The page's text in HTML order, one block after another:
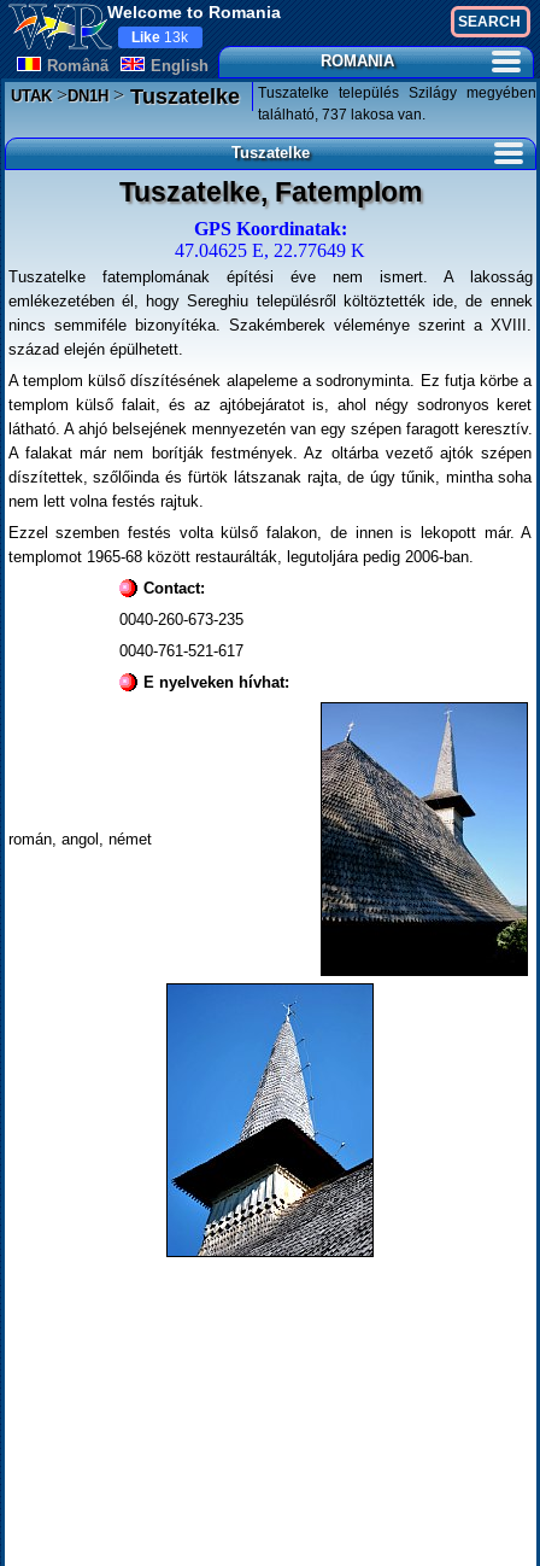
Welcome to Romania
Românã English
Like 13k
ROMANIA
UTAK>DN1H>Tuszatelke
Tuszatelke település Szilágy megyében
található, 737 lakosa van.
Tuszatelke
Tuszatelke, Fatemplom
GPS Koordinatak:
47.04625 E, 22.77649 K
Tuszatelke fatemplomának építési éve nem ismert. A lakosság
emlékezetében él, hogy Sereghiu településről költöztették ide, de ennek
nincs semmiféle bizonyítéka. Szakémberek véleménye szerint a XVIII.
század elején épülhetett.
A templom külső díszítésének alapeleme a sodronyminta. Ez futja körbe a
templom külső falait, és az ajtóbejáratot is, ahol négy sodronyos keret
látható. A ahjó belsejének mennyezetén van egy szépen faragott keresztív.
A falakat már nem borítják festmények. Az oltárba vezető ajtók szépen
díszítettek, szőlőinda és fürtök látszanak rajta, de úgy tűnik, mintha soha
nem lett volna festés rajtuk.
Ezzel szemben festés volta külső falakon, de innen is lekopott már. A
templomot 1965-68 között restaurálták, legutoljára pedig 2006-ban.
Contact:
0040-260-673-235
0040-761-521-617
E nyelveken hívhat:
román, angol, német